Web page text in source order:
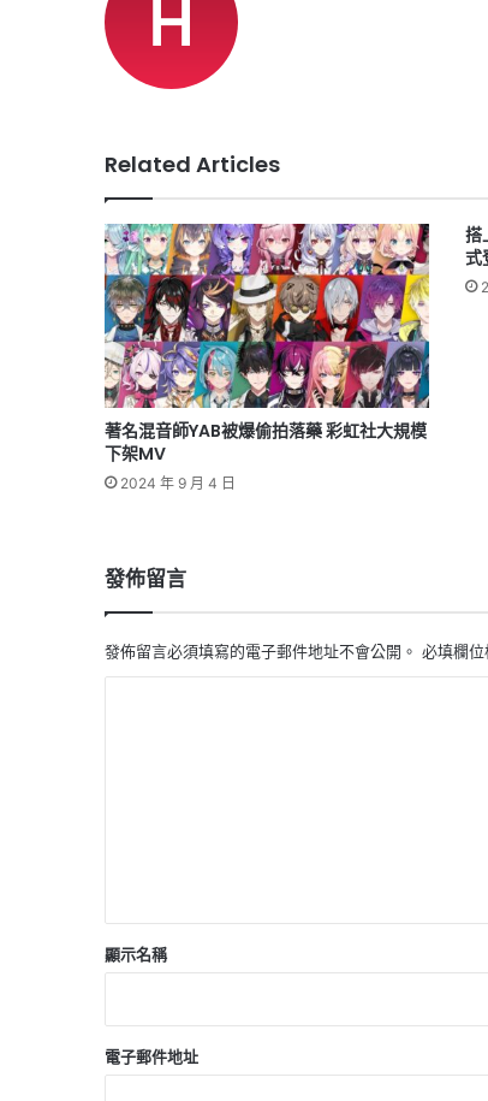
Related Articles
著名混音師YAB被爆偷拍落藥 彩虹社大規模
下架MV
2024 年 9 月 4 日
搭
式
發佈留言
發佈留言必須填寫的電子郵件地址不會公開。 必填欄位
顯示名稱
電子郵件地址